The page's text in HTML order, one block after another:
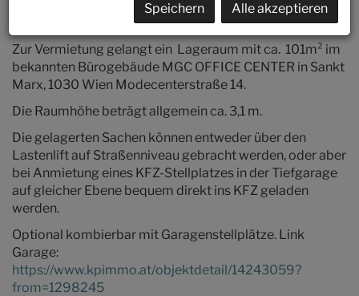
Zur Vermietung gelangt ein Lageraum mit ca. 101m² im
bekannten Bürogebäude MGC OFFICE CENTER in Sankt
Marx, 1030 Wien Modecenterstraße 14.
Die Raumhöhe beträgt allgemein ca. 3,1 m.
Die gelagerten Sachen können entweder über den
Lastenlift auf Straßenniveau gebracht werden, oder aber
bei Anmietung eines KFZ-Stellplatzes in der Tiefgarage
auf gleicher Ebene bequem direkt ins KFZ geladen
werden.
Optional kombierbar mit Garagenstellplätze. Link
Garage:
https://www.kpimmo.at/objektdetail/14243059?
from=1298245
Speichern Alle akzeptieren